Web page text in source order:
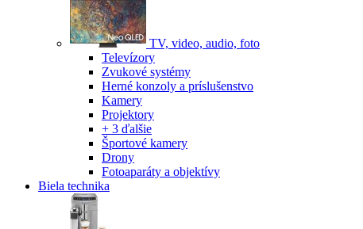
TV, video, audio, foto
Televízory
Zvukové systémy
Herné konzoly a príslušenstvo
Kamery
Projektory
+ 3 ďalšie
Športové kamery
Drony
Fotoaparáty a objektívy
Biela technika